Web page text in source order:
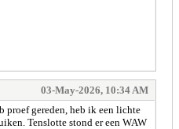
03-May-2026, 10:34 AM
proef gereden, heb ik een lichte
Tenslotte stond er een WAW